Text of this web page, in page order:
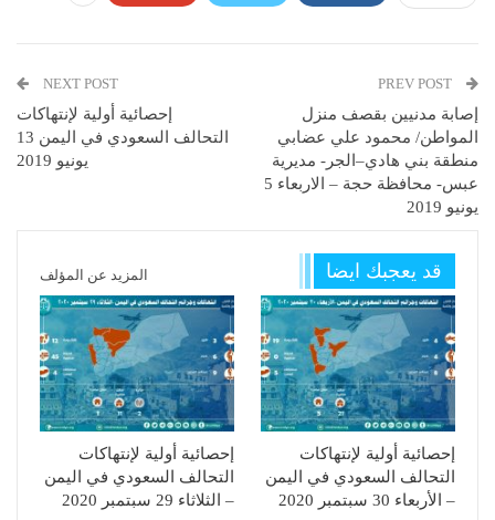
إصابة مدنيين بقصف منزل
المواطن/ محمود علي عضابي
منطقة بني هادي–الجر- مديرية
عبس- محافظة حجة – الاربعاء 5
يونيو 2019
NEXT POST
إحصائية أولية لإنتهاكات
التحالف السعودي في اليمن 13
يونيو 2019
قد يعجبك ايضا المزيد عن المؤلف
إحصائية أولية لإنتهاكات
التحالف السعودي في اليمن
– الأربعاء 30 سبتمبر 2020
إحصائية أولية لإنتهاكات
التحالف السعودي في اليمن
– الثلاثاء 29 سبتمبر 2020